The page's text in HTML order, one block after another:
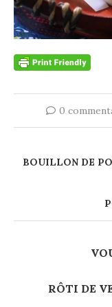
0
BOUILLON DE
RÔTI DE